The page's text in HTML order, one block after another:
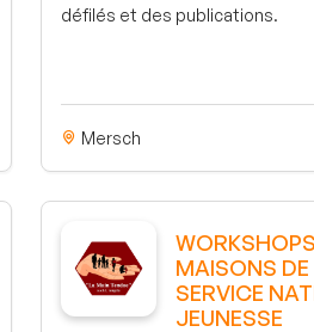
défilés et des publications.
Mersch
MAISONS DE
SERVICE
JEUNESSE